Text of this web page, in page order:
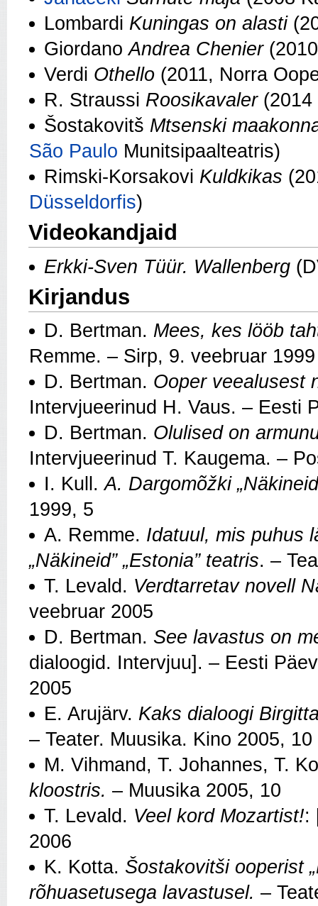
Lombardi Kuningas on alasti
GiordanoAndrea Chenier
Verdi Othello (2011, Norra
R. Straussi Roosikavaler (2014
Šostakovitš Mtsenski
São Paulo Munitsipaalteatris)
Rimski-Korsakovi Kuldkikas
Düsseldorfis)
Videokandjaid
Erkki-Sven Tüür. Wallenberg
Kirjandus
D. Bertman. Mees, kes lööb
Remme. – Sirp, 9. veebruar 1999
D. Bertman. Ooper veealusest
Intervjueerinud H. Vaus. – Eesti
D. Bertman. Olulised on
Intervjueerinud T. Kaugema. –
I. Kull.A. Dargomõžki
1999, 5
A. Remme. Idatuul, mis puhus
„Näkineid” „Estonia” teatris. –
T. Levald. Verdtarretav novell
veebruar 2005
D. Bertman. See lavastus on
dialoogid. Intervjuu]. – Eesti
2005
E. Arujärv. Kaks dialoogi
– Teater. Muusika. Kino 2005, 10
M. Vihmand, T. Johannes, T.
kloostris. – Muusika 2005, 10
T. Levald. Veel kord Mozartist!:
2006
K. Kotta. Šostakovitši ooperist
rõhuasetusega lavastusel. –